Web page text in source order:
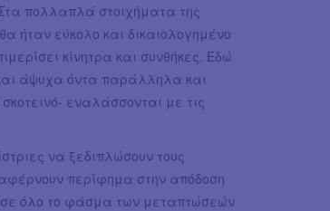
πολλαπλά στοιχήματα της
ήταν εύκολο και δικαιολογημένο
κίνητρα και συνθήκες. Εδώ
άψυχα όντα παράλληλα και
εναλάσσονται με τις
να ξεδιπλώσουν τους
περίφημα στην απόδοση
σε όλο το φάσμα των μεταπτώσεών